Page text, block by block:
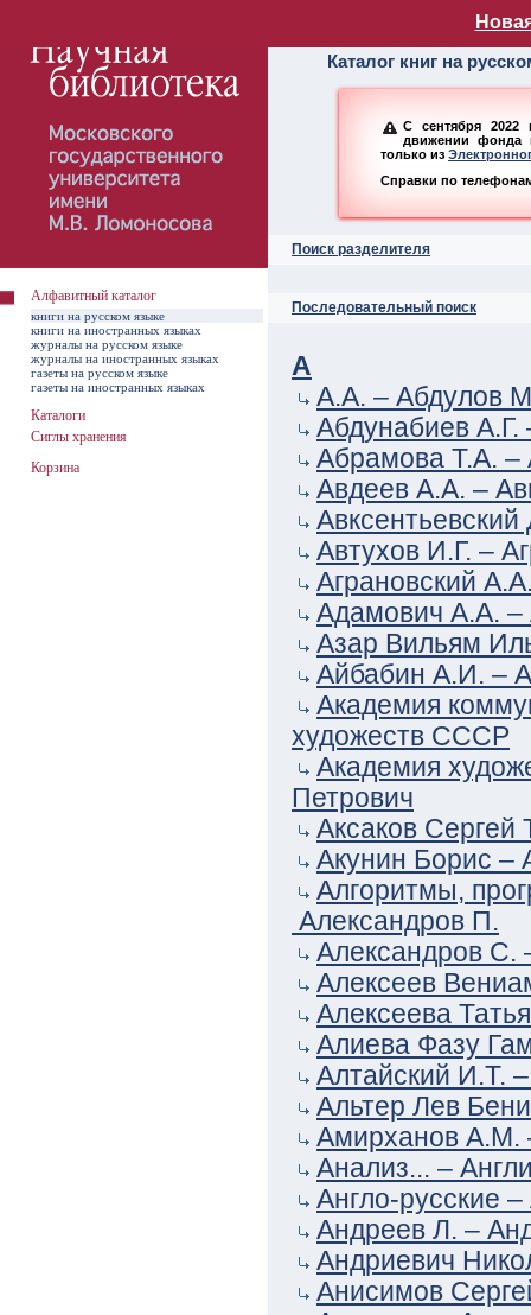
Алфавитный
Каталог книг на
С сентября 2022
движении фонда
только из
Справки по
Поиск разделителя
Последовательный поиск
А
А.А. – Абдулов
Абдунабиев
Абрамова Т.А. –
Авдеев А.А. –
Автухов И.Г. –
Аграновский
Адамович А.А. –
Азар Вильям
Айбабин А.И. –
Академия
художеств СССР
Академия
Петрович
Аксаков
Акунин Борис –
Алгоритмы,
Александров П.
Александров С.
Алексеев
Алексеева
Алиева Фазу
Алтайский И.Т.
Альтер Лев
Амирханов А.М.
Анализ... –
Англо-русские
Андреев Л. –
Андриевич
Анисимов
Алфавитный каталог
книги на русском языке
книги на иностранных языках
журналы на русском языке
журналы на иностранных языках
газеты на русском языке
газеты на иностранных языках
Каталоги
Сиглы хранения
Корзина